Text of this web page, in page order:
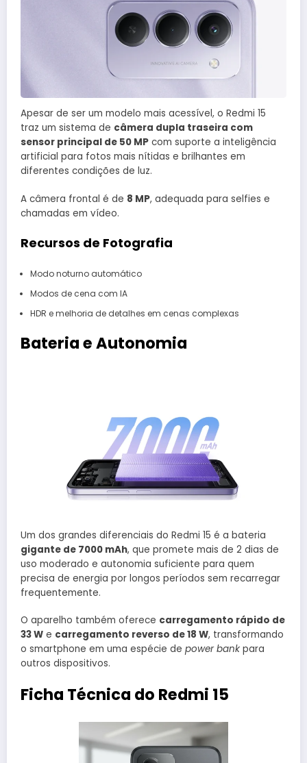
Apesar de ser um modelo mais acessível, o Redmi 15
traz um sistema de câmera dupla traseira com
sensor principal de 50 MP com suporte a inteligência
artificial para fotos mais nítidas e brilhantes em
diferentes condições de luz.
A câmera frontal é de 8 MP, adequada para selfies e
chamadas em vídeo.
Recursos de Fotografia
Modo noturno automático
Modos de cena com IA
HDR e melhoria de detalhes em cenas complexas
Bateria e Autonomia
Um dos grandes diferenciais do Redmi 15 é a bateria
gigante de 7000 mAh, que promete mais de 2 dias de
uso moderado e autonomia suficiente para quem
precisa de energia por longos períodos sem recarregar
frequentemente.
O aparelho também oferece carregamento rápido de
33 W e carregamento reverso de 18 W, transformando
o smartphone em uma espécie de power bank para
outros dispositivos.
Ficha Técnica do Redmi 15